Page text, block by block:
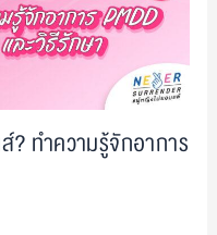
? ทำความรู้จักอาการ